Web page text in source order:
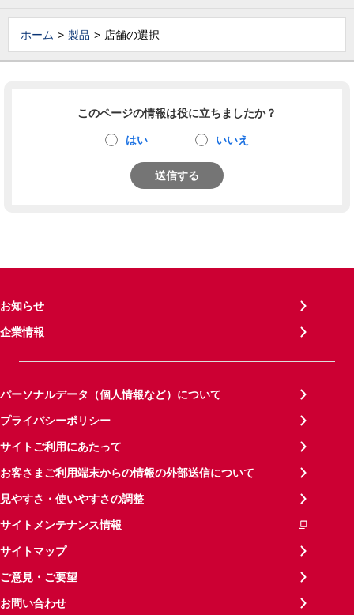
ホーム 製品 店舗の選択
このページの情報は役に立ちましたか？
はい いいえ
送信する
お知らせ
企業情報
パーソナルデータ（個人情報など）について
プライバシーポリシー
サイトご利用にあたって
お客さまご利用端末からの情報の外部送信について
見やすさ・使いやすさの調整
サイトメンテナンス情報
サイトマップ
ご意見・ご要望
お問い合わせ